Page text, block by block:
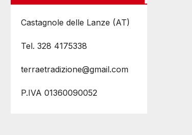
Castagnole delle Lanze (AT)
Tel. 328 4175338
terraetradizione@gmail.com
P.IVA 01360090052